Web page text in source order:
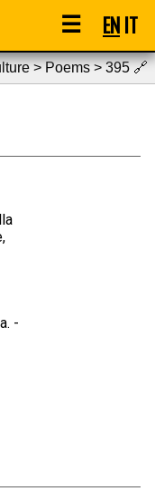
☰ ENIT
> Poems > 395🔗
-